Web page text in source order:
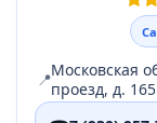
📍Московская
проезд, д. 165